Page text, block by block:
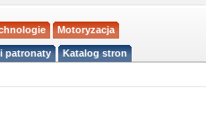
Motoryzacja
patronaty Katalog stron